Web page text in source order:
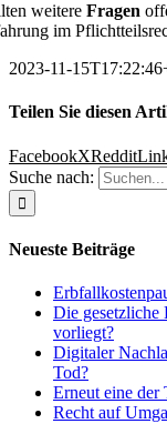
weitere Fragen
im
2023-11-
Teilen Sie diesen
FacebookXReddit
Suche nach:
Neueste Beiträge
Die gesetzliche
vorliegt?
Digitaler
Tod?
Erneut eine
Recht auf